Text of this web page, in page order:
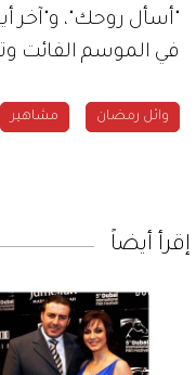
"أسأل روحك"، و"آخر
في الموسم الفائت
وائل رمضان مشاهير
إقرأ أيضاً